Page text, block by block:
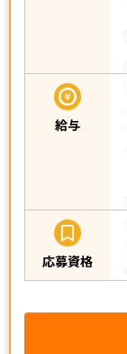
給与
応募資格